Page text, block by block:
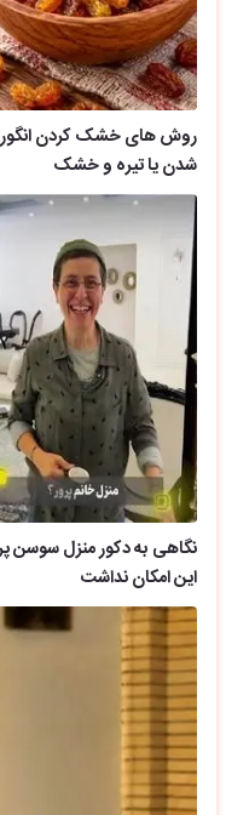
روش های خشک کردن انگور
شدن یا تیره و خشک
نگاهی به دکور منزل سوسن
این امکان نداشت